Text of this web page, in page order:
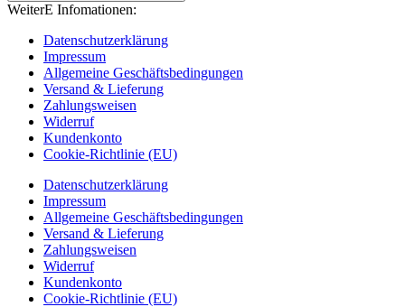
WeiterE Infomationen:
Datenschutzerklärung
Impressum
Allgemeine Geschäftsbedingungen
Versand & Lieferung
Zahlungsweisen
Widerruf
Kundenkonto
Cookie-Richtlinie (EU)
Datenschutzerklärung
Impressum
Allgemeine Geschäftsbedingungen
Versand & Lieferung
Zahlungsweisen
Widerruf
Kundenkonto
Cookie-Richtlinie (EU)